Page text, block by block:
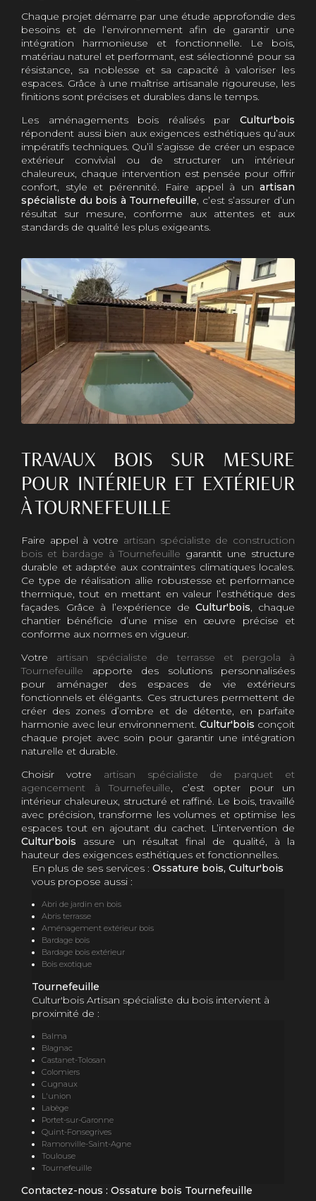
Chaque projet démarre par une étude approfondie des
besoins et de l’environnement afin de garantir une
intégration harmonieuse et fonctionnelle. Le bois,
matériau naturel et performant, est sélectionné pour sa
résistance, sa noblesse et sa capacité à valoriser les
espaces. Grâce à une maîtrise artisanale rigoureuse, les
finitions sont précises et durables dans le temps.
Les aménagements bois réalisés par Cultur'bois
répondent aussi bien aux exigences esthétiques qu’aux
impératifs techniques. Qu’il s’agisse de créer un espace
extérieur convivial ou de structurer un intérieur
chaleureux, chaque intervention est pensée pour offrir
confort, style et pérennité. Faire appel à un artisan
spécialiste du bois à Tournefeuille, c’est s’assurer d’un
résultat sur mesure, conforme aux attentes et aux
standards de qualité les plus exigeants.
TRAVAUX BOIS SUR MESURE
POUR INTÉRIEUR ET EXTÉRIEUR
À TOURNEFEUILLE
Faire appel à votre artisan spécialiste de construction
bois et bardage à Tournefeuille garantit une structure
durable et adaptée aux contraintes climatiques locales.
Ce type de réalisation allie robustesse et performance
thermique, tout en mettant en valeur l’esthétique des
façades. Grâce à l’expérience de Cultur'bois, chaque
chantier bénéficie d’une mise en œuvre précise et
conforme aux normes en vigueur.
Votre artisan spécialiste de terrasse et pergola à
Tournefeuille apporte des solutions personnalisées
pour aménager des espaces de vie extérieurs
fonctionnels et élégants. Ces structures permettent de
créer des zones d’ombre et de détente, en parfaite
harmonie avec leur environnement. Cultur'bois conçoit
chaque projet avec soin pour garantir une intégration
naturelle et durable.
Choisir votre artisan spécialiste de parquet et
agencement à Tournefeuille, c’est opter pour un
intérieur chaleureux, structuré et raffiné. Le bois, travaillé
avec précision, transforme les volumes et optimise les
espaces tout en ajoutant du cachet. L’intervention de
Cultur'bois assure un résultat final de qualité, à la
hauteur des exigences esthétiques et fonctionnelles.
En plus de ses services : Ossature bois, Cultur'bois
vous propose aussi :
Abri de jardin en bois
Abris terrasse
Aménagement extérieur bois
Bardage bois
Bardage bois extérieur
Bois exotique
Tournefeuille
Cultur'bois Artisan spécialiste du bois intervient à
proximité de :
Balma
Blagnac
Castanet-Tolosan
Colomiers
Cugnaux
L'union
Labège
Portet-sur-Garonne
Quint-Fonsegrives
Ramonville-Saint-Agne
Toulouse
Tournefeuille
Contactez-nous : Ossature bois Tournefeuille